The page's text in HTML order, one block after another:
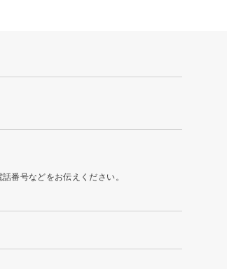
番号などをお伝えください。